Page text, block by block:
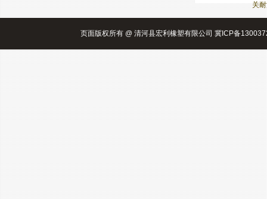
关
页面版权所有 @ 清河县宏利橡塑有限公司 冀ICP备